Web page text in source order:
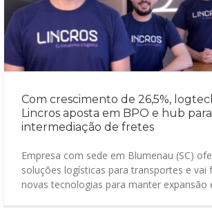
Com crescimento de 26,5%,
Lincros aposta em BPO e hub para
intermediação de fretes
Empresa com sede em Blumenau (SC)
soluções logísticas para transportes e vai
novas tecnologias para manter expansão